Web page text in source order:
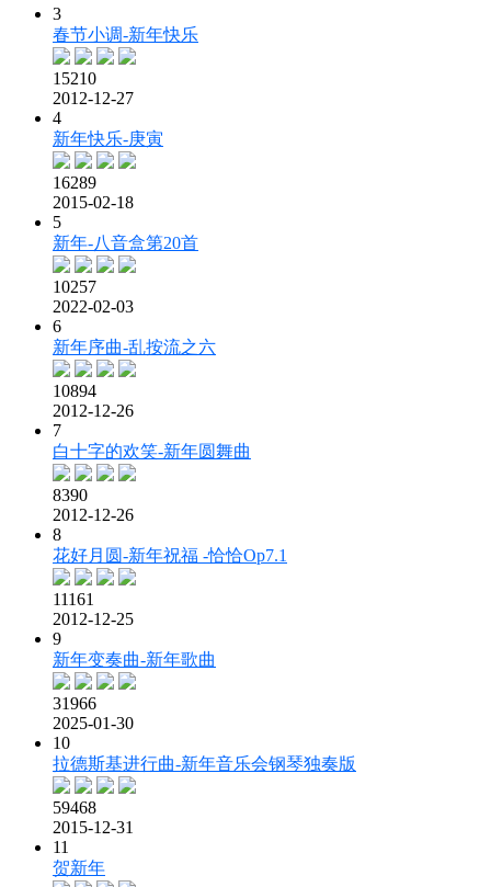
3
春节小调-新年快乐
15210
2012-12-27
4
新年快乐-庚寅
16289
2015-02-18
5
新年-八音盒第20首
10257
2022-02-03
6
新年序曲-乱按流之六
10894
2012-12-26
7
白十字的欢笑-新年圆舞曲
8390
2012-12-26
8
花好月圆-新年祝福 -恰恰Op7.1
11161
2012-12-25
9
新年变奏曲-新年歌曲
31966
2025-01-30
10
拉德斯基进行曲-新年音乐会钢琴独奏版
59468
2015-12-31
11
贺新年